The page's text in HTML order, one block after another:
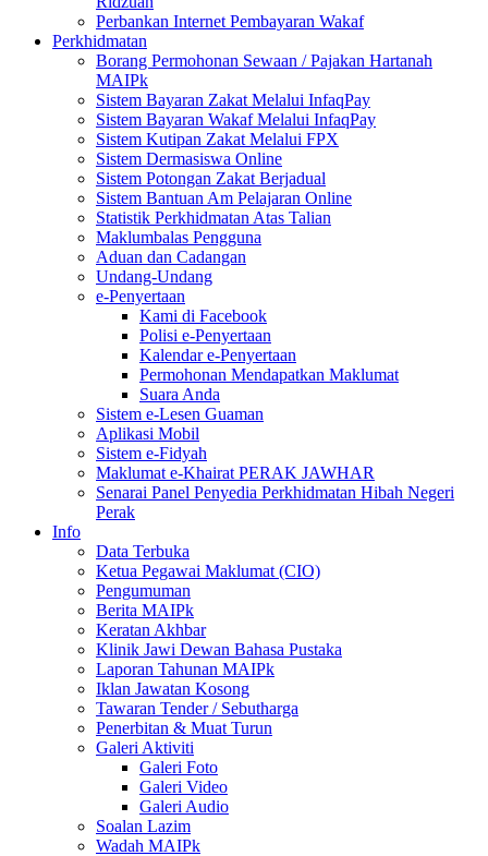
Perbankan Internet Pembayaran Wakaf
Perkhidmatan
Borang Permohonan Sewaan / Pajakan Hartanah
MAIPk
Sistem Bayaran Zakat Melalui InfaqPay
Sistem Bayaran Wakaf Melalui InfaqPay
Sistem Kutipan Zakat Melalui FPX
Sistem Dermasiswa Online
Sistem Potongan Zakat Berjadual
Sistem Bantuan Am Pelajaran Online
Statistik Perkhidmatan Atas Talian
Maklumbalas Pengguna
Aduan dan Cadangan
Undang-Undang
e-Penyertaan
Kami di Facebook
Polisi e-Penyertaan
Kalendar e-Penyertaan
Permohonan Mendapatkan Maklumat
Suara Anda
Sistem e-Lesen Guaman
Aplikasi Mobil
Sistem e-Fidyah
Maklumat e-Khairat PERAK JAWHAR
Senarai Panel Penyedia Perkhidmatan Hibah Negeri
Perak
Info
Data Terbuka
Ketua Pegawai Maklumat (CIO)
Pengumuman
Berita MAIPk
Keratan Akhbar
Klinik Jawi Dewan Bahasa Pustaka
Laporan Tahunan MAIPk
Iklan Jawatan Kosong
Tawaran Tender / Sebutharga
Penerbitan & Muat Turun
Galeri Aktiviti
Galeri Foto
Galeri Video
Galeri Audio
Soalan Lazim
Wadah MAIPk